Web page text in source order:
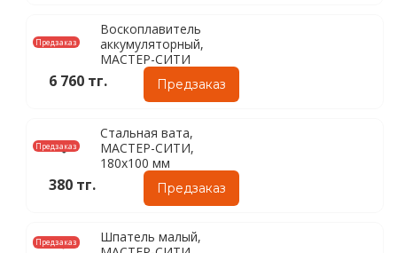
Предзаказ
Воскоплавитель
аккумуляторный,
МАСТЕР-СИТИ
6 760 тг. Предзаказ
Предзаказ
Стальная вата,
МАСТЕР-СИТИ,
180х100 мм
380 тг. Предзаказ
Предзаказ
Шпатель малый,